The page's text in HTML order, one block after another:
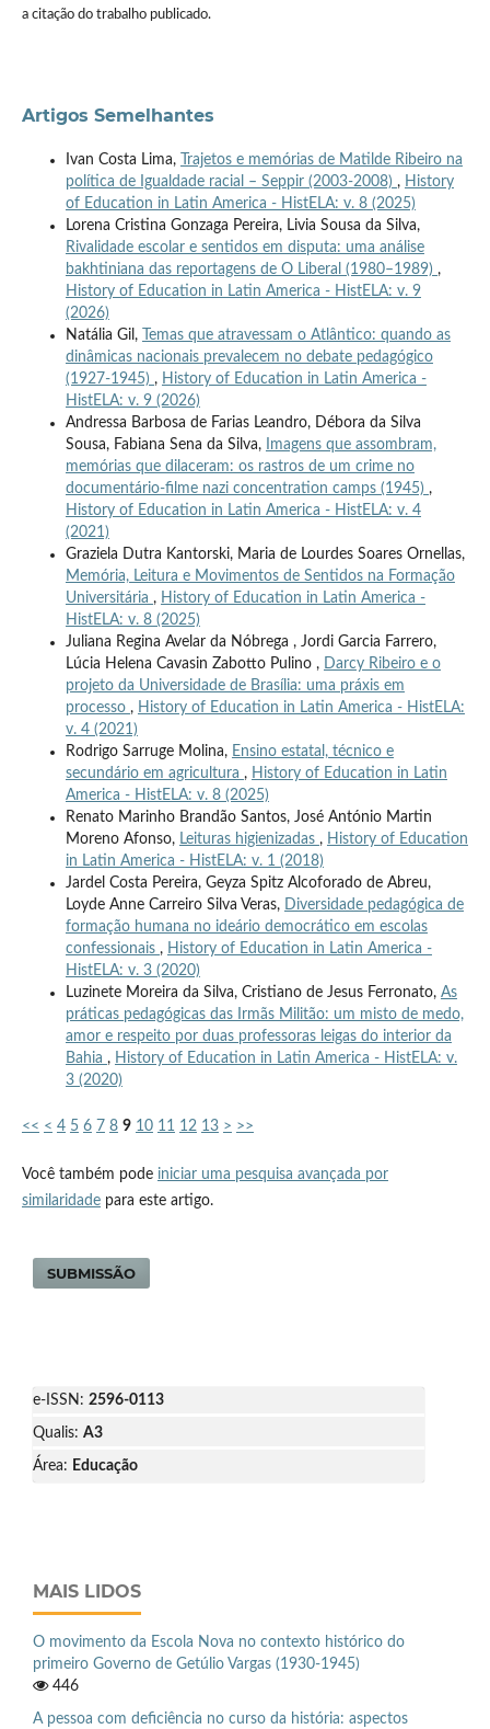
a citação do trabalho publicado.
Artigos Semelhantes
Ivan Costa Lima,
Trajetos e memórias de Matilde Ribeiro na
política de Igualdade racial – Seppir (2003-2008) , History
of Education in Latin America - HistELA: v. 8 (2025)
Lorena Cristina Gonzaga Pereira, Livia Sousa da Silva,
Rivalidade escolar e sentidos em disputa: uma análise
bakhtiniana das reportagens de O Liberal (1980–1989) ,
History of Education in Latin America - HistELA: v. 9
(2026)
Natália Gil,
Temas que atravessam o Atlântico: quando as
dinâmicas nacionais prevalecem no debate pedagógico
(1927-1945) , History of Education in Latin America -
HistELA: v. 9 (2026)
Andressa Barbosa de Farias Leandro, Débora da Silva
Sousa, Fabiana Sena da Silva,
Imagens que assombram,
memórias que dilaceram: os rastros de um crime no
documentário-filme nazi concentration camps (1945) ,
History of Education in Latin America - HistELA: v. 4
(2021)
Graziela Dutra Kantorski, Maria de Lourdes Soares Ornellas,
Memória, Leitura e Movimentos de Sentidos na Formação
Universitária , History of Education in Latin America -
HistELA: v. 8 (2025)
Juliana Regina Avelar da Nóbrega , Jordi Garcia Farrero,
Lúcia Helena Cavasin Zabotto Pulino , Darcy Ribeiro e o
projeto da Universidade de Brasília: uma práxis em
processo , History of Education in Latin America - HistELA:
v. 4 (2021)
Rodrigo Sarruge Molina, Ensino estatal, técnico e
secundário em agricultura , History of Education in Latin
America - HistELA: v. 8 (2025)
Renato Marinho Brandão Santos, José António Martin
Moreno Afonso, Leituras higienizadas , History of Education
in Latin America - HistELA: v. 1 (2018)
Jardel Costa Pereira, Geyza Spitz Alcoforado de Abreu,
Loyde Anne Carreiro Silva Veras, Diversidade pedagógica de
formação humana no ideário democrático em escolas
confessionais , History of Education in Latin America -
HistELA: v. 3 (2020)
Luzinete Moreira da Silva, Cristiano de Jesus Ferronato, As
práticas pedagógicas das Irmãs Militão: um misto de medo,
amor e respeito por duas professoras leigas do interior da
Bahia , History of Education in Latin America - HistELA: v.
3 (2020)
<< < 4 5 6 7 8 9 10 11 12 13 > >>
Você também pode iniciar uma pesquisa avançada por
similaridadepara este artigo.
SUBMISSÃO
e-ISSN: 2596-0113
Qualis: A3
Área: Educação
MAIS LIDOS
O movimento da Escola Nova no contexto histórico do
primeiro Governo de Getúlio Vargas (1930-1945)
446
A pessoa com deficiência no curso da história: aspectos